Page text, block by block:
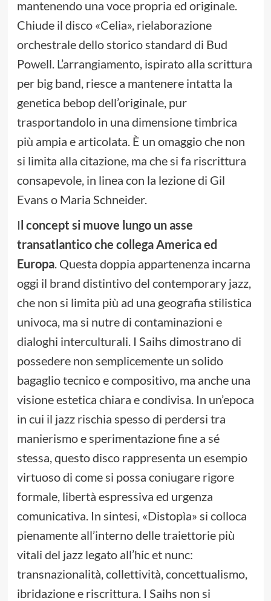
mantenendo una voce propria ed originale.
Chiude il disco «Celia», rielaborazione
orchestrale dello storico standard di Bud
Powell. L’arrangiamento, ispirato alla scrittura
per big band, riesce a mantenere intatta la
genetica bebop dell’originale, pur
trasportandolo in una dimensione timbrica
più ampia e articolata. È un omaggio che non
si limita alla citazione, ma che si fa riscrittura
consapevole, in linea con la lezione di Gil
Evans o Maria Schneider.
Il concept si muove lungo un asse
transatlantico che collega America ed
Europa. Questa doppia appartenenza incarna
oggi il brand distintivo del contemporary jazz,
che non si limita più ad una geografia stilistica
univoca, ma si nutre di contaminazioni e
dialoghi interculturali. I Saihs dimostrano di
possedere non semplicemente un solido
bagaglio tecnico e compositivo, ma anche una
visione estetica chiara e condivisa. In un’epoca
in cui il jazz rischia spesso di perdersi tra
manierismo e sperimentazione fine a sé
stessa, questo disco rappresenta un esempio
virtuoso di come si possa coniugare rigore
formale, libertà espressiva ed urgenza
comunicativa. In sintesi, «Distopìa» si colloca
pienamente all’interno delle traiettorie più
vitali del jazz legato all’hic et nunc:
transnazionalità, collettività, concettualismo,
ibridazione e riscrittura. I Saihs non si